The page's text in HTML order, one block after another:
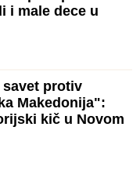
i male dece u
protiv
Makedonija":
kič u Novom